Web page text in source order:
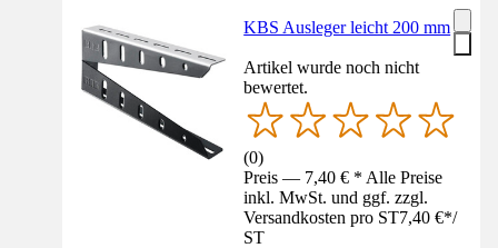
KBS Ausleger leicht 200 mm
Artikel wurde noch nicht
bewertet.
(0)
Preis — 7,40 € * Alle Preise
inkl. MwSt. und ggf. zzgl.
Versandkosten pro ST7,40 €*/
ST